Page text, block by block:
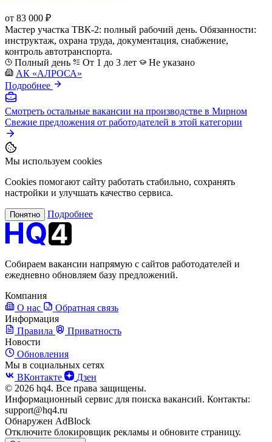
от 83 000 ₽
Мастер участка ТВК-2: полный рабочий день. Обязанности:
инструктаж, охрана труда, документация, снабжение,
контроль автотранспорта.
Полный день
От 1 до 3 лет
Не указано
АК «АЛРОСА»
Подробнее
Смотреть остальные вакансии на производстве в Мирном
Свежие предложения от работодателей в этой категории
Мы используем cookies
Cookies помогают сайту работать стабильно, сохранять
настройки и улучшать качество сервиса.
Понятно Подробнее
Собираем вакансии напрямую с сайтов работодателей и
ежедневно обновляем базу предложений.
Компания
О нас
Обратная связь
Информация
Правила
Приватность
Новости
Обновления
Мы в социальных сетях
ВКонтакте
Дзен
© 2026 hq4. Все права защищены.
Информационный сервис для поиска вакансий. Контакты:
support@hq4.ru
Обнаружен AdBlock
Отключите блокировщик рекламы и обновите страницу.